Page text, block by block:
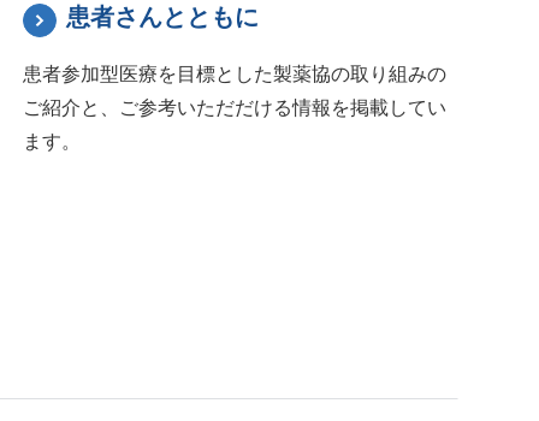
患者さんとともに
患者参加型医療を目標とした製薬協の取り組みの
ご紹介と、ご参考いただだける情報を掲載してい
ます。